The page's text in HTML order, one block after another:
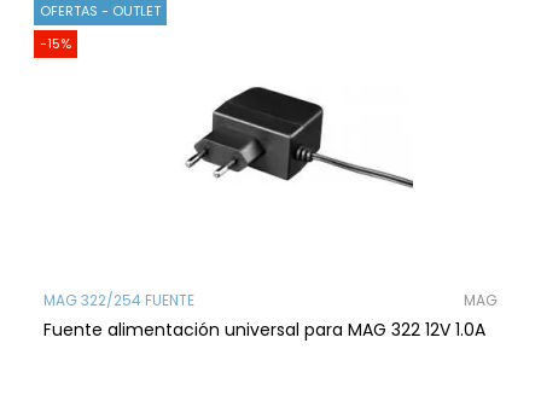
OFERTAS - OUTLET
-15%
MAG 322/254 FUENTE MAG
Fuente alimentación universal para MAG 322 12V 1.0A